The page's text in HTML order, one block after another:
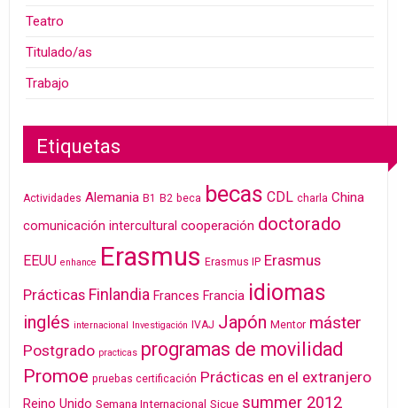
Teatro
Titulado/as
Trabajo
Etiquetas
Actividades Alemania B1 B2 beca becas CDL charla China
comunicación intercultural cooperación doctorado
EEUU enhance Erasmus Erasmus IP Erasmus
Prácticas Finlandia Frances Francia idiomas
inglés internacional Investigación IVAJ Japón Mentor máster
Postgrado practicas programas de movilidad
Promoe pruebas certificación Prácticas en el extranjero
Reino Unido Semana Internacional Sicue summer 2012